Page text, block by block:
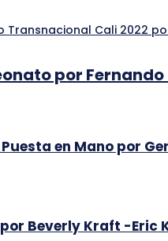
Transnacional Cali 2022
por Fernando
en Mano por
Beverly Kraft -Eric